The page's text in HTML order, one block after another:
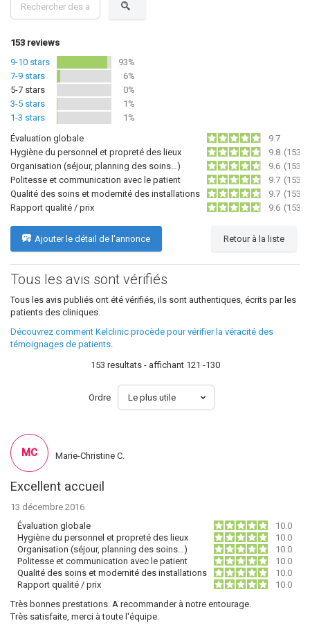
153 reviews
9-10 stars
93%
7-9 stars
6%
5-7 stars
0%
3-5 stars
1%
1-3 stars
1%
Évaluation globale
9.7
Hygiène du personnel et propreté des lieux
9.8 (153)
Organisation (séjour, planning des soins…)
9.6 (153)
Politesse et communication avec le patient
9.7 (153)
Qualité des soins et modernité des installations
9.7 (153)
Rapport qualité / prix
9.6 (153)
Ajouter le détail de l'annonce Retour à la liste
Tous les avis sont vérifiés
Tous les avis publiés ont été vérifiés, ils sont authentiques, écrits par les
patients des cliniques.
Découvrez comment Kelclinic procède pour vérifier la véracité des
témoignages de patients
153 resultats - affichant 121 -130
Ordre
Excellent accueil
13 décembre 2016
Évaluation globale
10.0
Hygiène du personnel et propreté des lieux
10.0
Organisation (séjour, planning des soins…)
10.0
Politesse et communication avec le patient
10.0
Qualité des soins et modernité des installations
10.0
Rapport qualité / prix
10.0
Très bonnes prestations. A recommander à notre entourage.
Très satisfaite, merci à toute l'équipe.
MC Marie-Christine C.